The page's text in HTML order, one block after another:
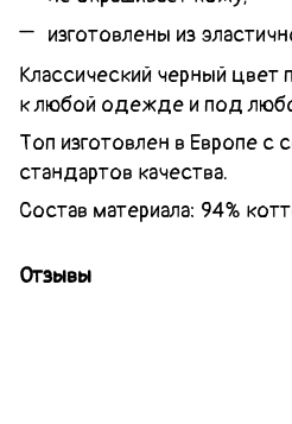
изготовлены из
Классический черный цвет
к любой одежде и под
Топ изготовлен в Европе
стандартов качества.
Состав материала: 94%
Отзывы